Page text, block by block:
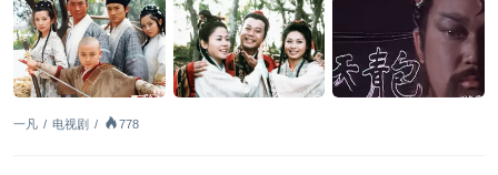
一凡 / 电视剧 / 778